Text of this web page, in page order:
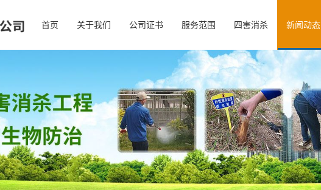
首页 关于我们 公司证书 服务范围 四害消杀 新闻动态